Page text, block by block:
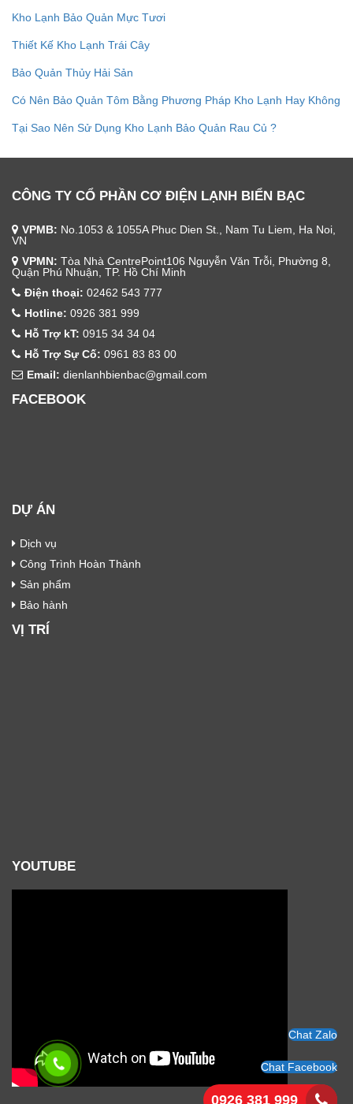
Kho Lạnh Bảo Quản Mực Tươi
Thiết Kế Kho Lạnh Trái Cây
Bảo Quản Thủy Hải Sản
Có Nên Bảo Quản Tôm Bằng Phương Pháp Kho Lạnh Hay Không
Tại Sao Nên Sử Dụng Kho Lạnh Bảo Quản Rau Củ ?
CÔNG TY CỔ PHẦN CƠ ĐIỆN LẠNH BIỂN BẠC
VPMB: No.1053 & 1055A Phuc Dien St., Nam Tu Liem, Ha Noi,
VN
VPMN: Tòa Nhà CentrePoint106 Nguyễn Văn Trỗi, Phường 8,
Quận Phú Nhuận, TP. Hồ Chí Minh
Điện thoại: 02462 543 777
Hotline: 0926 381 999
Hỗ Trợ kT: 0915 34 34 04
Hỗ Trợ Sự Cố: 0961 83 83 00
Email: dienlanhbienbac@gmail.com
FACEBOOK
DỰ ÁN
Dịch vụ
Công Trình Hoàn Thành
Sản phẩm
Bảo hành
VỊ TRÍ
YOUTUBE
Chat Zalo
Chat Facebook
0926 381 999